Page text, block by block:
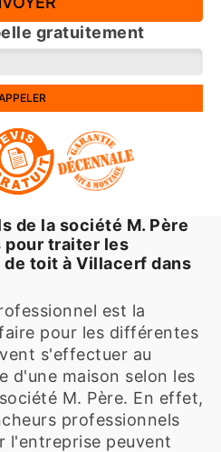
gratuitement
de la société M. Père
traiter les
toit à Villacerf dans
est la
pour les différentes
s'effectuer au
d'une maison selon les
M. Père. En effet,
professionnels
l'entreprise peuvent